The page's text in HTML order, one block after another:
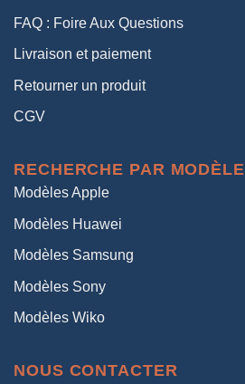
FAQ : Foire Aux Questions
Livraison et paiement
Retourner un produit
CGV
RECHERCHE PAR MODÈLE
Modèles Apple
Modèles Huawei
Modèles Samsung
Modèles Sony
Modèles Wiko
NOUS CONTACTER